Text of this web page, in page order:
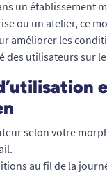
un établissement
ou un atelier, ce
améliorer les
des utilisateurs sur
selon votre
au fil de la